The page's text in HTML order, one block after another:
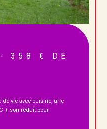
358 € DE
de vie avec cuisine, une
+ son réduit pour